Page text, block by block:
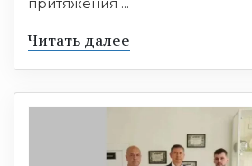
Читать далее